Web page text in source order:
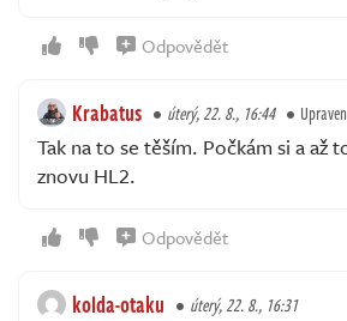
Odpovědět
Krabatus úterý, 22. 8., 16:44
Tak na to se těším. Počkám si a až
znovu HL2.
Odpovědět
kolda-otaku úterý, 22. 8., 16:31